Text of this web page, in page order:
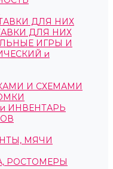
ДЛЯ НИХ
ДЛЯ НИХ
ИГРЫ И
и
И СХЕМАМИ
ИНВЕНТАРЬ
МЯЧИ
РОСТОМЕРЫ